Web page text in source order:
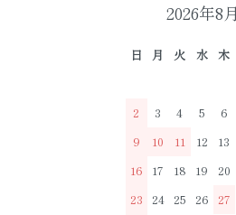
2026年8月
日 月 火 水 木
2
3 4 5 6
9
10 11 12 13
16
17 18 19 20
23 24 25 26 27